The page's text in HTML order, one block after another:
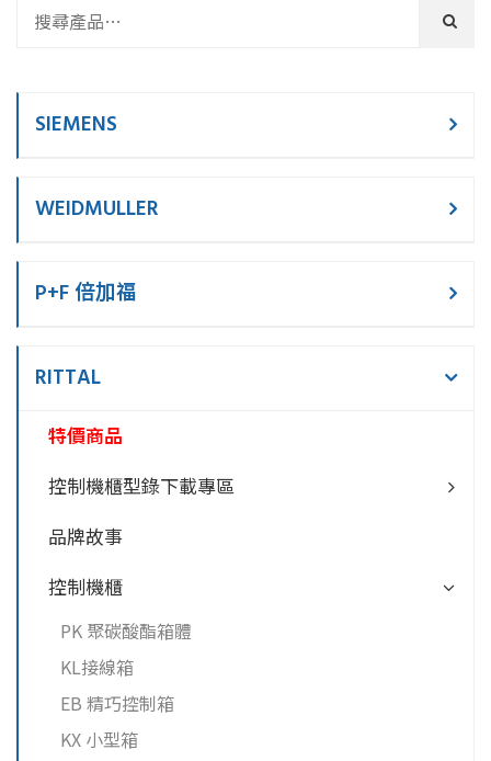
SIEMENS
WEIDMULLER
P+F 倍加福
RITTAL
特價商品
控制機櫃型錄下載專區
品牌故事
控制機櫃
PK 聚碳酸酯箱體
KL接線箱
EB 精巧控制箱
KX 小型箱